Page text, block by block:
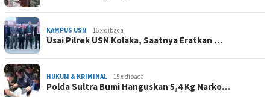
KAMPUS USN 16 x dibaca
Usai Pilrek USN Kolaka, Saatnya Eratkan …
HUKUM & KRIMINAL 15 x dibaca
Polda Sultra Bumi Hanguskan 5,4 Kg Narko…